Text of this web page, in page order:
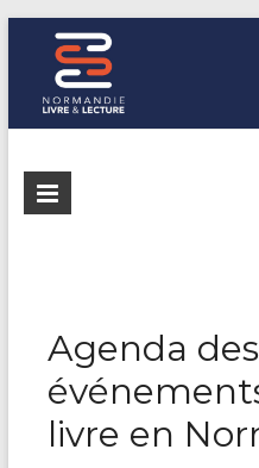
Normandie
L'agence de coopération
Agenda des
livre en